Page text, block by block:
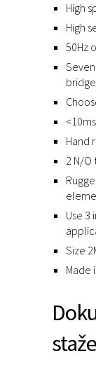
High
High
50Hz
bridge
Hand
2 N/
Use 3
Size
Made